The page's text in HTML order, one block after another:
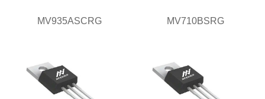
MV935ASCRG MV710BSRG